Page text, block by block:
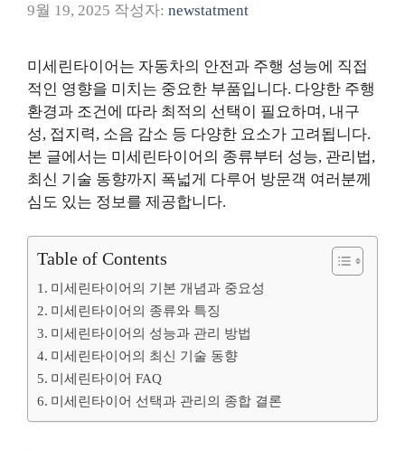
9월 19, 2025 작성자: newstatment
미세린타이어는 자동차의 안전과 주행 성능에 직접
적인 영향을 미치는 중요한 부품입니다. 다양한 주행
환경과 조건에 따라 최적의 선택이 필요하며, 내구
성, 접지력, 소음 감소 등 다양한 요소가 고려됩니다.
본 글에서는 미세린타이어의 종류부터 성능, 관리법,
최신 기술 동향까지 폭넓게 다루어 방문객 여러분께
심도 있는 정보를 제공합니다.
Table of Contents
미세린타이어의 기본 개념과 중요성
미세린타이어의 종류와 특징
미세린타이어의 성능과 관리 방법
미세린타이어의 최신 기술 동향
미세린타이어 FAQ
미세린타이어 선택과 관리의 종합 결론